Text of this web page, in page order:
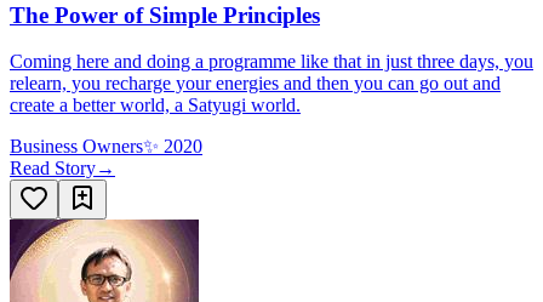
The Power of Simple Principles
Coming here and doing a programme like that in just three days, you
relearn, you recharge your energies and then you can go out and
create a better world, a Satyugi world.
Business Owners✨ 2020
Read Story→